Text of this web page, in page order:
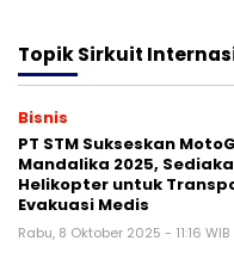
TopikSirkuit
Bisnis
PT STM Sukseskan
Mandalika 2025,
Helikopter untuk
Evakuasi Medis
Rabu, 8 Oktober 2025 - 11:16 WIB